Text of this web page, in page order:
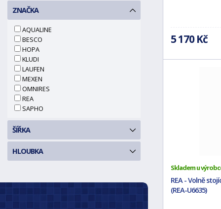
5 170 Kč
Skladem u
REA - Volně
(REA-U6635)
ZNAČKA
AQUALINE
BESCO
HOPA
KLUDI
LAUFEN
MEXEN
OMNIRES
REA
SAPHO
ŠÍŘKA
HLOUBKA